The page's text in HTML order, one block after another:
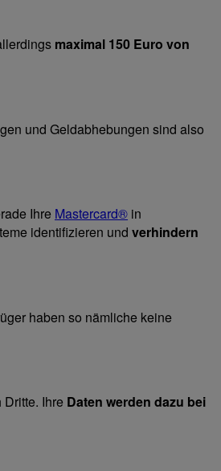
maximal 150 Euro von
und Geldabhebungen sind also
Ihre Mastercard® in
identifizieren und verhindern
haben so nämliche keine
Ihre Daten werden dazu bei